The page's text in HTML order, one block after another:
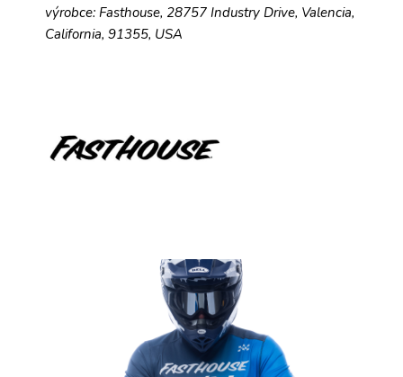
výrobce: Fasthouse, 28757 Industry Drive, Valencia,
California, 91355, USA